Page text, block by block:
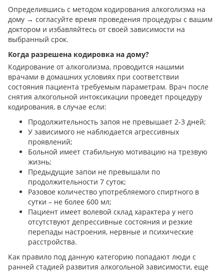
Определившись с методом кодирования алкоголизма на
дому → согласуйте время проведения процедуры с вашим
доктором и избавляйтесь от своей зависимости на
выбранный срок.
Когда разрешена кодировка на дому?
Кодирование от алкоголизма, проводится нашими
врачами в домашних условиях при соответствии
состояния пациента требуемым параметрам. Врач после
снятия алкогольной интоксикации проведет процедуру
кодирования, в случае если:
Продолжительность запоя не превышает 2-3 дней;
У зависимого не наблюдается агрессивных
проявлений;
Больной имеет стабильную мотивацию на трезвую
жизнь;
Предыдущие запои не превышали по
продолжительности 7 суток;
Разовое количество употребляемого спиртного в
сутки – не более 600 мл;
Пациент имеет волевой склад характера у него
отсутствуют депрессивные состояния и резкие
перепады настроения, нервные и психические
расстройства.
Как правило под данную категорию попадают люди с
ранней стадией развития алкогольной зависимости, еще